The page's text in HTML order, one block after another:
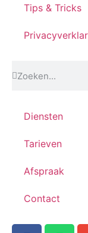
Tips & Tricks
Diensten
Tarieven
Afspraak
Contact